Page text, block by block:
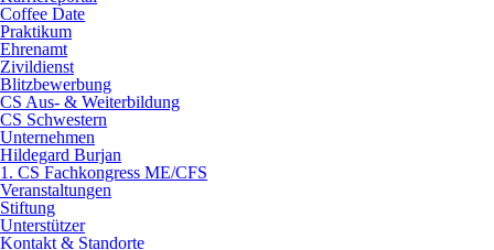
Coffee Date
Praktikum
Ehrenamt
Zivildienst
Blitzbewerbung
CS Aus- & Weiterbildung
CS Schwestern
Unternehmen
Hildegard Burjan
1. CS Fachkongress ME/CFS
Veranstaltungen
Stiftung
Unterstützer
Kontakt & Standorte